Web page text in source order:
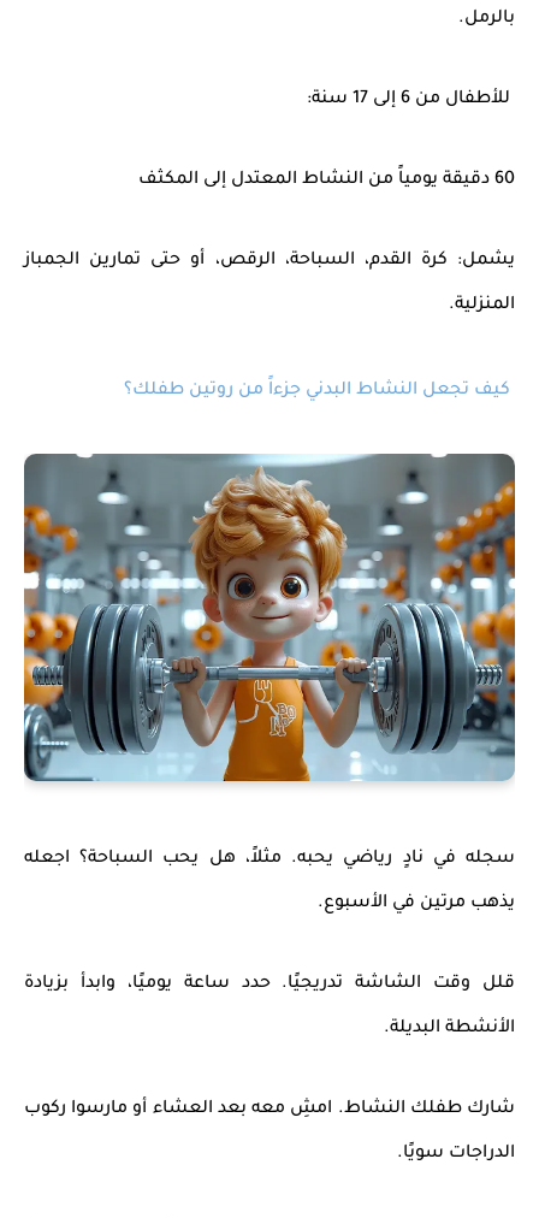
بالرمل.
للأطفال من 6 إلى 17 سنة:
60 دقيقة يومياً من النشاط المعتدل إلى المكثف
يشمل: كرة القدم، السباحة، الرقص، أو حتى تمارين الجمباز
المنزلية.
كيف تجعل النشاط البدني جزءاً من روتين طفلك؟
سجله في نادٍ رياضي يحبه. مثلاً، هل يحب السباحة؟ اجعله
يذهب مرتين في الأسبوع.
قلل وقت الشاشة تدريجيًا. حدد ساعة يوميًا، وابدأ بزيادة
الأنشطة البديلة.
شارك طفلك النشاط. امشِ معه بعد العشاء أو مارسوا ركوب
الدراجات سويًا.